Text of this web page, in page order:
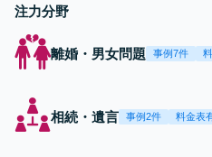
注力分野
離婚・男女問題 事例7件
相続・遺言 事例2件 料金表